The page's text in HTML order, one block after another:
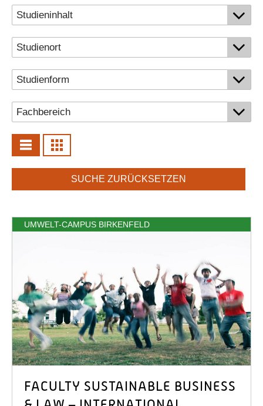
Personalvertretungen
Schwerbehindertenvertretungen
Informationssicherheit
Personalentwicklung
Personensuche
SUCHE ZURÜCKSETZEN
UMWELT-CAMPUS BIRKENFELD
FACULTY SUSTAINABLE BUSINESS